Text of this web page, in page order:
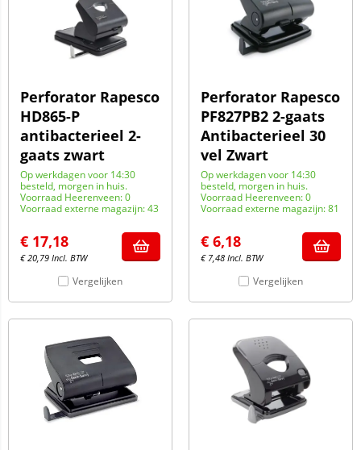
Perforator Rapesco
HD865-P
antibacterieel 2-
gaats zwart
Op werkdagen voor 14:30
besteld, morgen in huis.
Voorraad Heerenveen: 0
Voorraad externe magazijn: 43
€ 17,18
€20,79 Incl. BTW
Vergelijken
Perforator Rapesco
PF827PB2 2-gaats
Antibacterieel 30
vel Zwart
Op werkdagen voor 14:30
besteld, morgen in huis.
Voorraad Heerenveen: 0
Voorraad externe magazijn: 81
€ 6,18
€ 7,48 Incl. BTW
Vergelijken